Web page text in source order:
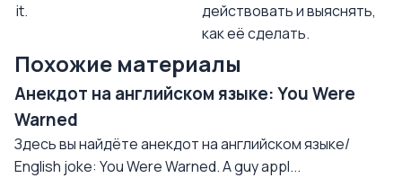
it.
действовать и выяснять,
как её сделать.
Похожие материалы
Анекдот на английском языке: You Were
Warned
Здесь вы найдёте анекдот на английском языке/
English joke: You Were Warned. A guy appl...